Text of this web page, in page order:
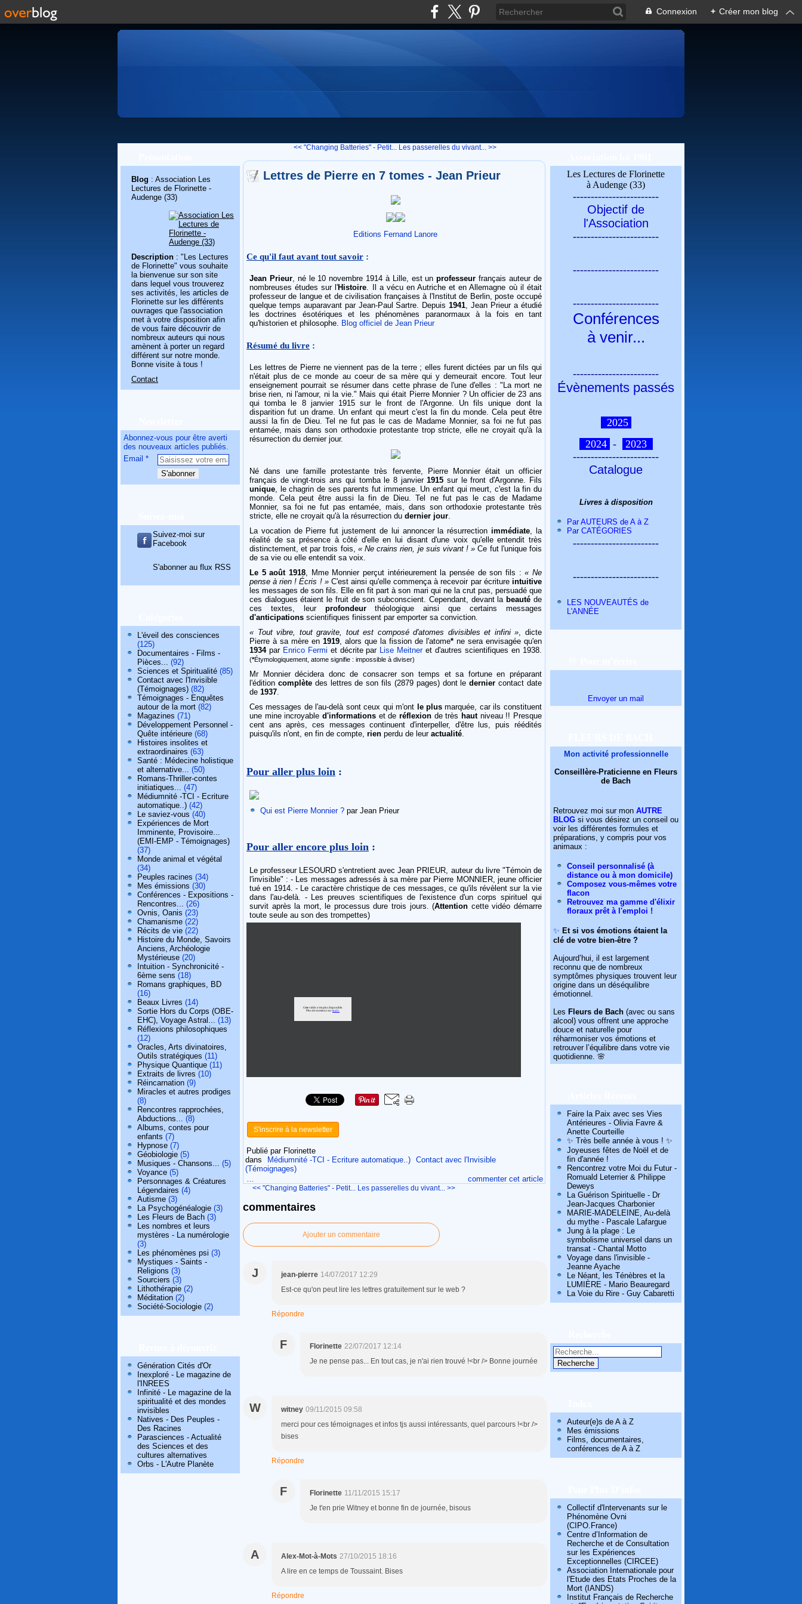
Connexion + Créer mon blog
Blog : Association Les
Lectures de Florinette -
Audenge (33)
Description : "Les Lectures
de Florinette" vous souhaite
la bienvenue sur son site
dans lequel vous trouverez
ses activités, les articles de
Florinette sur les différents
ouvrages que l'association
met à votre disposition afin
de vous faire découvrir de
nombreux auteurs qui nous
amènent à porter un regard
différent sur notre monde.
Bonne visite à tous !
Contact
Abonnez-vous pour être averti
des nouveaux articles publiés.
Email
Suivez-moi sur
Facebook
S'abonner au flux RSS
L'éveil des consciences
(125)
Documentaires - Films -
Pièces... (92)
Sciences et Spiritualité (85)
Contact avec l'Invisible
(Témoignages) (82)
Témoignages - Enquêtes
autour de la mort (82)
Magazines (71)
Développement Personnel -
Quête intérieure (68)
Histoires insolites et
extraordinaires (63)
Santé : Médecine holistique
et alternative... (50)
Romans-Thriller-contes
initiatiques... (47)
Médiumnité -TCI - Ecriture
automatique..) (42)
Le saviez-vous (40)
Expériences de Mort
Imminente, Provisoire...
(EMI-EMP - Témoignages)
(37)
Monde animal et végétal
(34)
Peuples racines (34)
Mes émissions (30)
Conférences - Expositions -
Rencontres... (26)
Ovnis, Oanis (23)
Chamanisme (22)
Récits de vie (22)
Histoire du Monde, Savoirs
Anciens, Archéologie
Mystérieuse (20)
Intuition - Synchronicité -
6ème sens (18)
Romans graphiques, BD
(16)
Beaux Livres (14)
Sortie Hors du Corps (OBE-
EHC), Voyage Astral... (13)
Réflexions philosophiques
(12)
Oracles, Arts divinatoires,
Outils stratégiques (11)
Physique Quantique (11)
Extraits de livres (10)
Réincarnation (9)
Miracles et autres prodiges
(8)
Rencontres rapprochées,
Abductions... (8)
Albums, contes pour
enfants (7)
Hypnose (7)
Géobiologie (5)
Musiques - Chansons... (5)
Voyance (5)
Personnages & Créatures
Légendaires (4)
Autisme (3)
La Psychogénéalogie (3)
Les Fleurs de Bach (3)
Les nombres et leurs
mystères - La numérologie
(3)
Les phénomènes psi (3)
Mystiques - Saints -
Religions (3)
Sourciers (3)
Lithothérapie (2)
Méditation (2)
Société-Sociologie (2)
Génération Cités d'Or
Inexploré - Le magazine de
l'INREES
Infinité - Le magazine de la
spiritualité et des mondes
invisibles
Natives - Des Peuples -
Des Racines
Parasciences - Actualité
des Sciences et des
cultures alternatives
Orbs - L'Autre Planète
<< "Changing Batteries" - Petit... Les passerelles du vivant... >>
Lettres de Pierre en 7 tomes - Jean Prieur
Editions Fernand Lanore
Ce qu'il faut avant tout savoir :
Jean Prieur, né le 10 novembre 1914 à Lille, est unprofesseur français auteur de
nombreuses études sur l'Histoire. Il a vécu en Autriche et en Allemagne où il était
professeur de langue et de civilisation françaises à l'Institut de Berlin, poste occupé
quelque temps auparavant par Jean-Paul Sartre. Depuis1941, Jean Prieur a étudié
les doctrines ésotériques et les phénomènes paranormaux à la fois en tant
qu'historien et philosophe. Blog officiel de Jean Prieur
Résumé du livre :
Les lettres de Pierre ne viennent pas de la terre ; elles furent dictées par un fils qui
n'était plus de ce monde au coeur de sa mère qui y demeurait encore. Tout leur
enseignement pourrait se résumer dans cette phrase de l'une d'elles : "La mort ne
brise rien, ni l'amour, ni la vie." Mais qui était Pierre Monnier ? Un officier de 23 ans
qui tomba le 8 janvier 1915 sur le front de l'Argonne. Un fils unique dont la
disparition fut un drame. Un enfant qui meurt c'est la fin du monde. Cela peut être
aussi la fin de Dieu. Tel ne fut pas le cas de Madame Monnier, sa foi ne fut pas
entamée, mais dans son orthodoxie protestante trop stricte, elle ne croyait qu'à la
résurrection du dernier jour.
Né dans une famille protestante très fervente, Pierre Monnier était un officier
français de vingt-trois ans qui tomba le 8 janvier1915 sur le front d'Argonne. Fils
unique, le chagrin de ses parents fut immense. Un enfant qui meurt, c'est la fin du
monde. Cela peut être aussi la fin de Dieu. Tel ne fut pas le cas de Madame
Monnier, sa foi ne fut pas entamée, mais, dans son orthodoxie protestante très
stricte, elle ne croyait qu'à la résurrection du dernier jour.
La vocation de Pierre fut justement de lui annoncer la résurrectionimmédiate, la
réalité de sa présence à côté d'elle en lui disant d'une voix qu'elle entendit très
distinctement, et par trois fois, « Ne crains rien, je suis vivant ! » Ce fut l'unique fois
de sa vie ou elle entendit sa voix.
Le 5 août 1918, Mme Monnier perçut intérieurement la pensée de son fils :« Ne
pense à rien ! Écris ! »C'est ainsi qu'elle commença à recevoir par écriture intuitive
les messages de son fils. Elle en fit part à son mari qui ne la crut pas, persuadé que
ces dialogues étaient le fruit de son subconscient. Cependant, devant la beauté de
ces textes, leur profondeurthéologique ainsi que certains messages
d'anticipations scientifiques finissent par emporter sa conviction.
« Tout vibre, tout gravite, tout est composé d'atomes divisibles et infini », dicte
Pierre à sa mère en 1919, alors que la fission de l'atome*ne sera envisagée qu'en
1934par Enrico Fermi et décrite par Lise Meitneret d'autres scientifiques en 1938.
(*Étymologiquement, atome signifie : impossible à diviser)
Mr Monnier décidera donc de consacrer son temps et sa fortune en préparant
l'édition complètedes lettres de son fils (2879 pages) dont ledernier contact date
de 1937.
Ces messages de l'au-delà sont ceux qui m'ont le plus marquée, car ils constituent
une mine incroyable d'informationset de réflexionde très hautniveau !! Presque
cent ans après, ces messages continuent d'interpeller, d'être lus, puis réédités
puisqu'ils n'ont, en fin de compte, rien perdu de leur actualité.
Pour aller plus loin :
Qui est Pierre Monnier ? par Jean Prieur
Pour aller encore plus loin :
Le professeur LESOURD s'entretient avec Jean PRIEUR, auteur du livre "Témoin de
l'invisible" : - Les messages adressés à sa mère par Pierre MONNIER, jeune officier
tué en 1914. - Le caractère christique de ces messages, ce qu'ils révèlent sur la vie
dans l'au-delà. - Les preuves scientifiques de l'existence d'un corps spirituel qui
survit après la mort, le processus dure trois jours. (Attention cette vidéo démarre
toute seule au son des trompettes)
S'inscrire à la newsletter
Publié par Florinette
dans
Médiumnité -TCI - Ecriture automatique..) Contact avec l'Invisible
(Témoignages)
commenter cet article
<< "Changing Batteries" - Petit... Les passerelles du vivant... >>
commentaires
Ajouter un commentaire
J jean-pierre 14/07/2017 12:29
Est-ce qu'on peut lire les lettres gratuitement sur le web ?
Répondre
F Florinette 22/07/2017 12:14
Je ne pense pas... En tout cas, je n'ai rien trouvé !<br /> Bonne journée
W witney 09/11/2015 09:58
merci pour ces témoignages et infos tjs aussi intéressants, quel parcours !<br />
bises
Répondre
F Florinette 11/11/2015 15:17
Je t'en prie Witney et bonne fin de journée, bisous
A Alex-Mot-à-Mots 27/10/2015 18:16
A lire en ce temps de Toussaint. Bises
Répondre
Les Lectures de Florinette
à Audenge (33)
------------------------
Objectif de
l'Association
------------------------
------------------------
------------------------
Conférences
à venir...
------------------------
Évènements passés
2025
2024 -
2023
------------------------
Catalogue
Livres à disposition
Par AUTEURS de A à Z
Par CATÉGORIES
------------------------
------------------------
LES NOUVEAUTÉS de
L'ANNÉE
Envoyer un mail
Mon activité professionnelle
Conseillère-Praticienne en Fleurs
de Bach
Retrouvez moi sur mon AUTRE
BLOG si vous désirez un conseil ou
voir les différentes formules et
préparations, y compris pour vos
animaux :
Conseil personnalisé (à
distance ou à mon domicile)
Composez vous-mêmes votre
flacon
Retrouvez ma gamme d'élixir
floraux prêt à l'emploi !
✨ Et si vos émotions étaient la
clé de votre bien-être ?
Aujourd’hui, il est largement
reconnu que de nombreux
symptômes physiques trouvent leur
origine dans un déséquilibre
émotionnel.
Les Fleurs de Bach (avec ou sans
alcool) vous offrent une approche
douce et naturelle pour
réharmoniser vos émotions et
retrouver l’équilibre dans votre vie
quotidienne. 🌸
Faire la Paix avec ses Vies
Antérieures - Olivia Favre &
Anette Courteille
✨ Très belle année à vous ! ✨
Joyeuses fêtes de Noël et de
fin d'année !
Rencontrez votre Moi du Futur -
Romuald Leterrier & Philippe
Deweys
La Guérison Spirituelle - Dr
Jean-Jacques Charbonier
MARIE-MADELEINE, Au-delà
du mythe - Pascale Lafargue
Jung à la plage : Le
symbolisme universel dans un
transat - Chantal Motto
Voyage dans l'invisible -
Jeanne Ayache
Le Néant, les Ténèbres et la
LUMIÈRE - Mario Beauregard
La Voie du Rire - Guy Cabaretti
Auteur(e)s de A à Z
Mes émissions
Films, documentaires,
conférences de A à Z
Collectif d'Intervenants sur le
Phénomène Ovni
(CIPO.France)
Centre d’Information de
Recherche et de Consultation
sur les Expériences
Exceptionnelles (CIRCEE)
Association Internationale pour
l'Etude des Etats Proches de la
Mort (IANDS)
Institut Français de Recherche